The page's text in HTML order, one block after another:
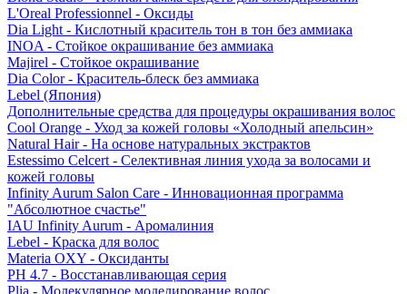
L'Oreal Professionnel - Оксиды
Dia Light - Кислотный краситель тон в тон без аммиака
INOA - Стойкое окрашивание без аммиака
Majirel - Стойкое окрашивание
Dia Color - Краситель-блеск без аммиака
Lebel (Япония)
Дополнительные средства для процедуры окрашивания волос
Cool Orange - Уход за кожей головы «Холодный апельсин»
Natural Hair - На основе натуральных экстрактов
Estessimo Celcert - Селективная линия ухода за волосами и
кожей головы
Infinity Aurum Salon Care - Инновационная программа
"Абсолютное счастье"
IAU Infinity Aurum - Аромалиния
Lebel - Краска для волос
Materia OXY - Оксиданты
PH 4.7 - Восстанавливающая серия
Plia - Молекулярное моделирование волос